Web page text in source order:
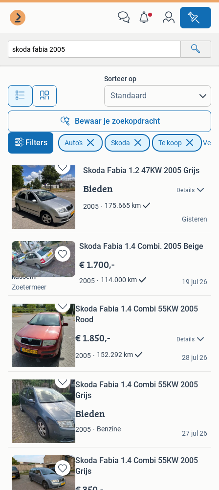
Alle afstanden…
Sorteer op
Bewaar je zoekopdracht
Filters Auto's Skoda Te koop
Bewaren
in
Mijn
Favorieten
Skoda Fabia 1.2 47KW 2005 Grijs
Bieden Details
2005 175.665 km
Donk
Eemnes
Gisteren
Bewaren
in
Skoda Fabia 1.4 Combi. 2005 Beige
€ 1.700,-
2005 114.000 km
kassem
Zoetermeer
19 jul 26
Bewaren
in
Mijn
Favorieten
Skoda Fabia 1.4 Combi 55KW 2005
Rood
€ 1.850,- Details
2005 152.292 km
dave
Kerkrade
28 jul 26
Bewaren
in
Mijn
Favorieten
Skoda Fabia 1.4 Combi 55KW 2005
Grijs
Bieden
2005 Benzine
NB
Hapert
27 jul 26
Bewaren
in
Skoda Fabia 1.4 Combi 55KW 2005
Grijs